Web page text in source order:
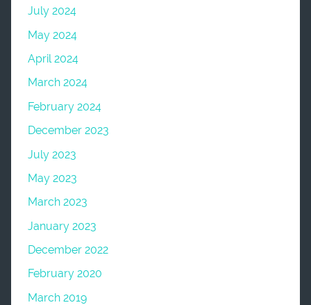
July 2024
May 2024
April 2024
March 2024
February 2024
December 2023
July 2023
May 2023
March 2023
January 2023
December 2022
February 2020
March 2019